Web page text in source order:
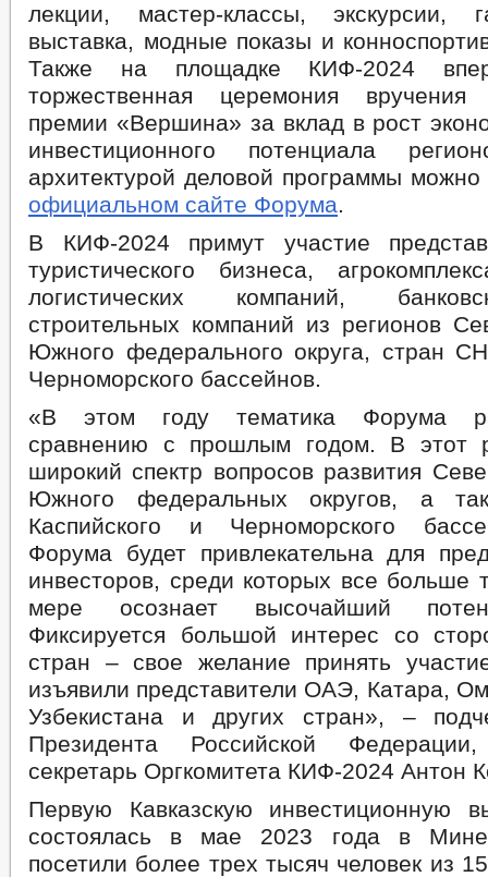
лекции, мастер-классы, экскурсии,
выставка, модные показы и
Также на площадке КИФ-2024
торжественная церемония вручения
премии «Вершина» за вклад в рост
инвестиционного потенциала
архитектурой деловой программы
официальном сайте Форума.
В КИФ-2024 примут участие
туристического бизнеса,
логистических компаний,
строительных компаний из регионов
Южного федерального округа, стран
Черноморского бассейнов.
«В этом году тематика Форума
сравнению с прошлым годом. В этот
широкий спектр вопросов развития
Южного федеральных округов, а
Каспийского и Черноморского
Форума будет привлекательна для
инвесторов, среди которых все больше
мере осознает высочайший
Фиксируется большой интерес со
стран – свое желание принять
изъявили представители ОАЭ, Катара,
Узбекистана и других стран», –
Президента Российской Федерации,
секретарь Оргкомитета КИФ-2024 Антон
Первую Кавказскую инвестиционную
состоялась в мае 2023 года в
посетили более трех тысяч человек из